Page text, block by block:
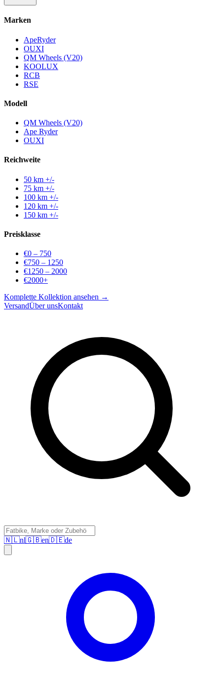
Marken
ApeRyder
OUXI
QM Wheels (V20)
KOOLUX
RCB
RSE
Modell
QM Wheels (V20)
Ape Ryder
OUXI
Reichweite
50 km +/-
75 km +/-
100 km +/-
120 km +/-
150 km +/-
Preisklasse
€0 – 750
€750 – 1250
€1250 – 2000
€2000+
Komplette Kollektion ansehen →
VersandÜber unsKontakt
🇳🇱nl🇬🇧en🇩🇪de